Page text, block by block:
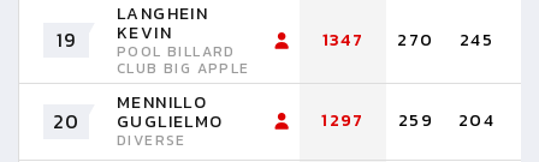
19
LANGHEIN
KEVIN
POOL BILLARD
CLUB BIG APPLE
1347 270 245
20
MENNILLO
GUGLIELMO
DIVERSE
1297 259 204